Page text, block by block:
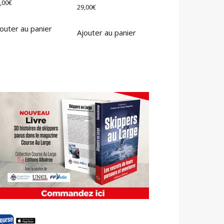
€
au panier
29,00€
Ajouter au panier